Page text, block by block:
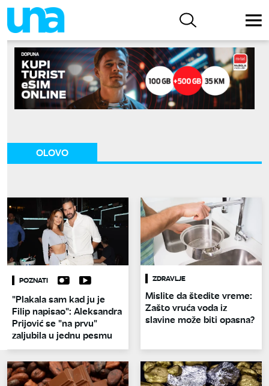
OLOVO
POZNATI
"Plakala sam kad ju je
Filip napisao": Aleksandra
Prijović se "na prvu"
zaljubila u jednu pesmu
ZDRAVLJE
Mislite da štedite vreme:
Zašto vruća voda iz
slavine može biti opasna?